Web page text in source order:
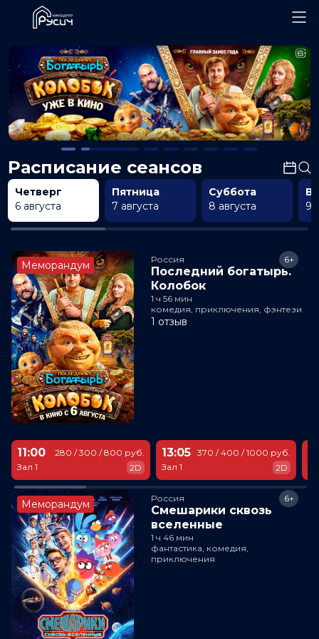
Расписание сеансов
Четверг
6 августа
Пятница
7 августа
Суббота
8 августа
9
Меморандум Россия
Последний богатырь.
Колобок
6+
1 ч 56 мин
комедия, приключения, фэнтези
1 отзыв
11:00
Зал 1
280 / 300 / 800 руб.
2D
13:05
Зал 1
370 / 400 / 1000 руб.
2D
Меморандум Россия
Смешарики сквозь
вселенные
6+
1 ч 46 мин
фантастика, комедия,
приключения